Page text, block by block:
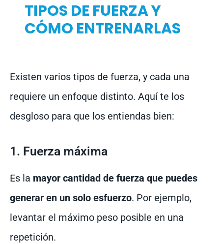
TIPOS DE FUERZA Y
CÓMO ENTRENARLAS
Existen varios tipos de fuerza, y cada una
requiere un enfoque distinto. Aquí te los
desgloso para que los entiendas bien:
1. Fuerza máxima
Es la mayor cantidad de fuerza que puedes
generar en un solo esfuerzo. Por ejemplo,
levantar el máximo peso posible en una
repetición.